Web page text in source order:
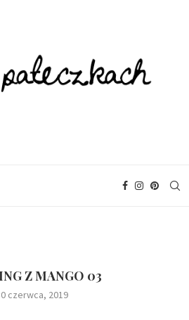
Z MANGO 03
czerwca, 2019